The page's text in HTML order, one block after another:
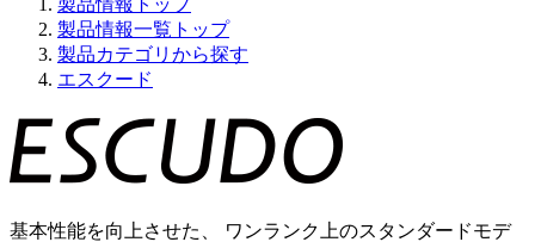
製品情報一覧トップ
製品カテゴリから探す
エスクード
基本性能を向上させた、 ワンランク上のスタンダードモデ